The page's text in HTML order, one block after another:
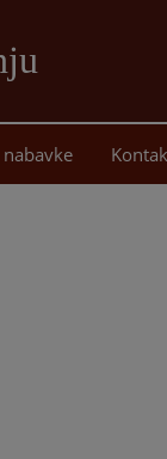
sadržaj
nabavke